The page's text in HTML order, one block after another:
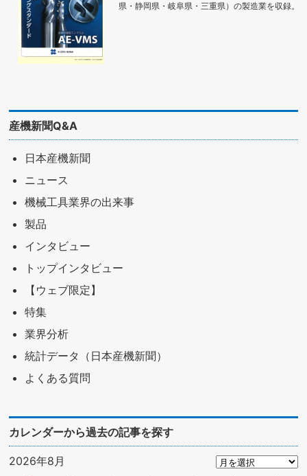
県・静岡県・岐阜県・三重県）の製造業を収録。
産機新聞Q&A
日本産機新聞
ニュース
機械工具業界の出来事
製品
インタビュー
トップインタビュー
【ウェブ限定】
特集
業界分析
統計データ（日本産機新聞）
よくある質問
カレンダーから過去の記事を探す
2026年8月